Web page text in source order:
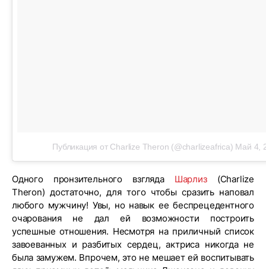
Публикация от Charlize Theron (@charlizeafrica) Май 4,
Одного пронзительного взгляда Шарлиз(Charlize
Theron) достаточно, для того чтобы сразить наповал
любого мужчину! Увы, но навык ее беспрецедентного
очарования не дал ей возможности построить
успешные отношения. Несмотря на приличный список
завоеванных и разбитых сердец, актриса никогда не
была замужем. Впрочем, это не мешает ей воспитывать